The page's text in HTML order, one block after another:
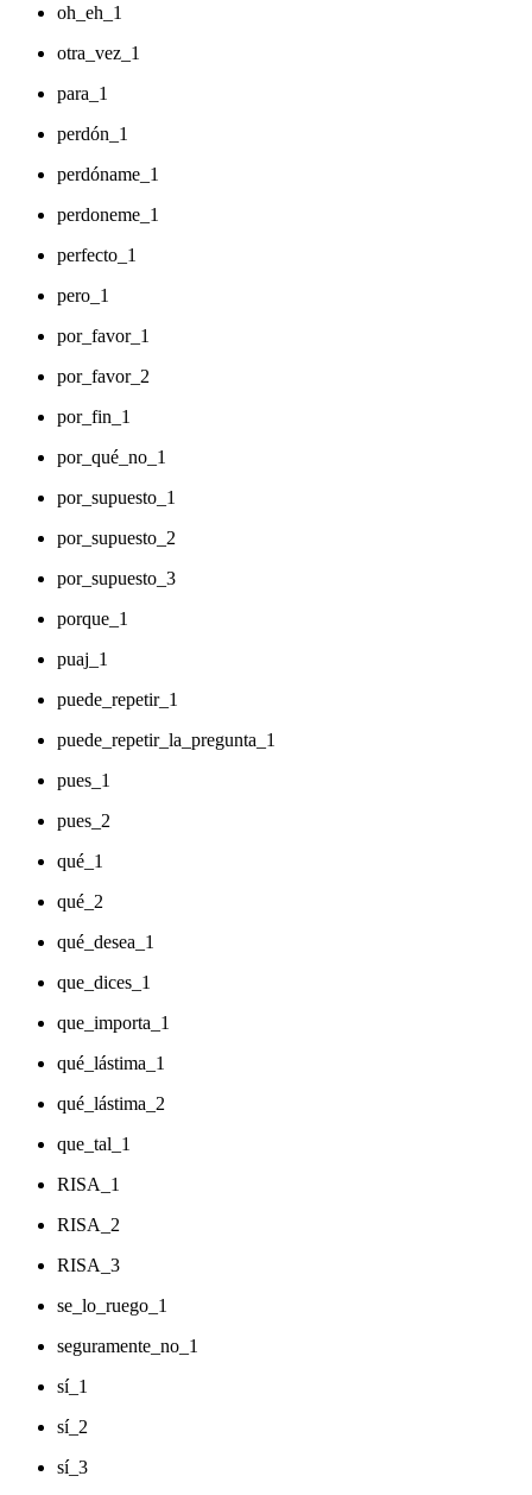
oh_eh_1
otra_vez_1
para_1
perdón_1
perdóname_1
perdoneme_1
perfecto_1
pero_1
por_favor_1
por_favor_2
por_fin_1
por_qué_no_1
por_supuesto_1
por_supuesto_2
por_supuesto_3
porque_1
puaj_1
puede_repetir_1
puede_repetir_la_pregunta_1
pues_1
pues_2
qué_1
qué_2
qué_desea_1
que_dices_1
que_importa_1
qué_lástima_1
qué_lástima_2
que_tal_1
RISA_1
RISA_2
RISA_3
se_lo_ruego_1
seguramente_no_1
sí_1
sí_2
sí_3